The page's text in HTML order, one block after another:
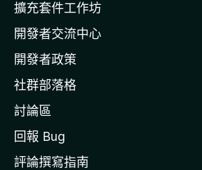
a
官
網
擴充套件工作坊
開發者交流中心
開發者政策
社群部落格
討論區
回報 Bug
評論撰寫指南